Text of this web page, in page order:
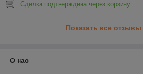
Сделка подтверждена через корзину
Показать все отзывы
О нас